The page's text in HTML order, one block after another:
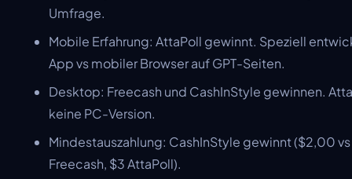
Umfrage.
Mobile Erfahrung: AttaPoll gewinnt. Speziell
App vs mobiler Browser auf GPT-Seiten.
Desktop: Freecash und CashInStyle gewinnen.
keine PC-Version.
Mindestauszahlung: CashInStyle gewinnt ($2,00
Freecash, $3 AttaPoll).